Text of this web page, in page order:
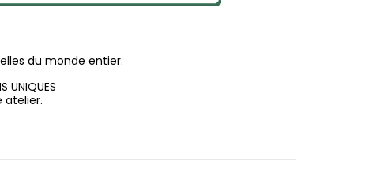
du monde entier.
UNIQUES
atelier.